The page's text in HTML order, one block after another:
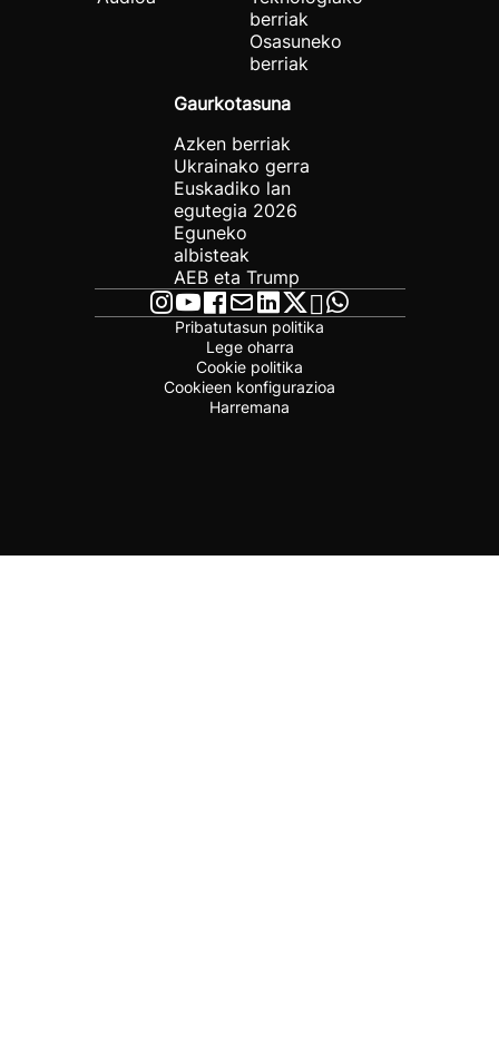
berriak
Osasuneko
berriak
Gaurkotasuna
Azken berriak
Ukrainako gerra
Euskadiko lan
egutegia 2026
Eguneko
albisteak
AEB eta Trump
Pribatutasun politika
Lege oharra
Cookie politika
Cookieen konfigurazioa
Harremana